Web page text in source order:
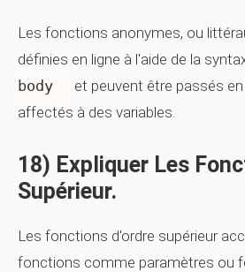
Les fonctions anonymes, ou
définies en ligne à l'aide de la
body
et peuvent être passés
affectés à des variables.
18) Expliquer Les
Supérieur.
Les fonctions d'ordre supérieur
fonctions comme paramètres ou